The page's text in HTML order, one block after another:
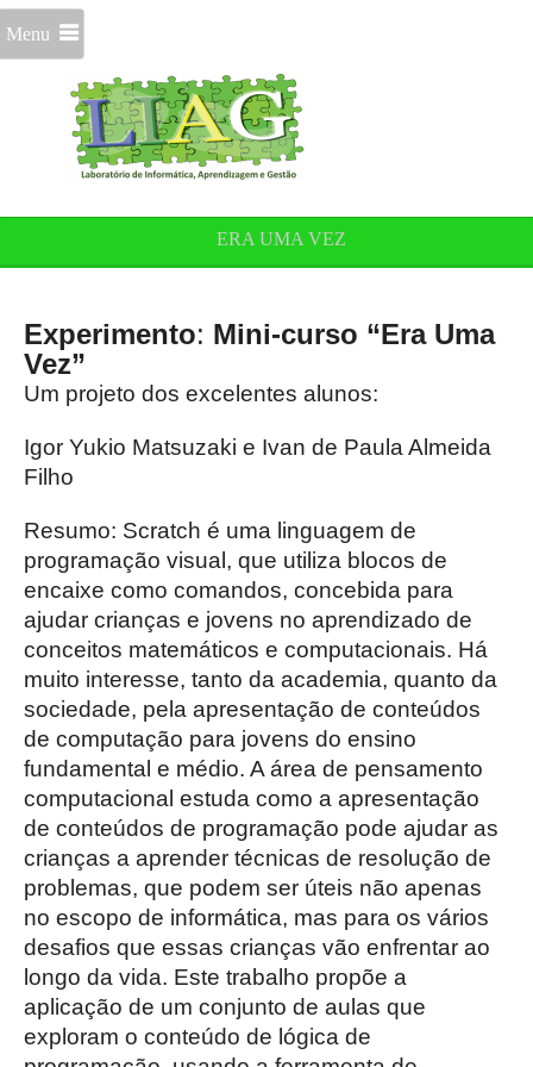
Menu
ERA UMA VEZ
Experimento: Mini-curso “Era Uma
Vez”
Um projeto dos excelentes alunos:
Igor Yukio Matsuzaki e Ivan de Paula Almeida
Filho
Resumo: Scratch é uma linguagem de
programação visual, que utiliza blocos de
encaixe como comandos, concebida para
ajudar crianças e jovens no aprendizado de
conceitos matemáticos e computacionais. Há
muito interesse, tanto da academia, quanto da
sociedade, pela apresentação de conteúdos
de computação para jovens do ensino
fundamental e médio. A área de pensamento
computacional estuda como a apresentação
de conteúdos de programação pode ajudar as
crianças a aprender técnicas de resolução de
problemas, que podem ser úteis não apenas
no escopo de informática, mas para os vários
desafios que essas crianças vão enfrentar ao
longo da vida. Este trabalho propõe a
aplicação de um conjunto de aulas que
exploram o conteúdo de lógica de